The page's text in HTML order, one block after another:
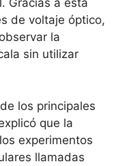
Gracias a esta
de voltaje óptico,
la
sin utilizar
los principales
que la
experimentos
llamadas